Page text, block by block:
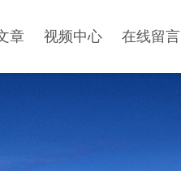
章 视频中心 在线留言